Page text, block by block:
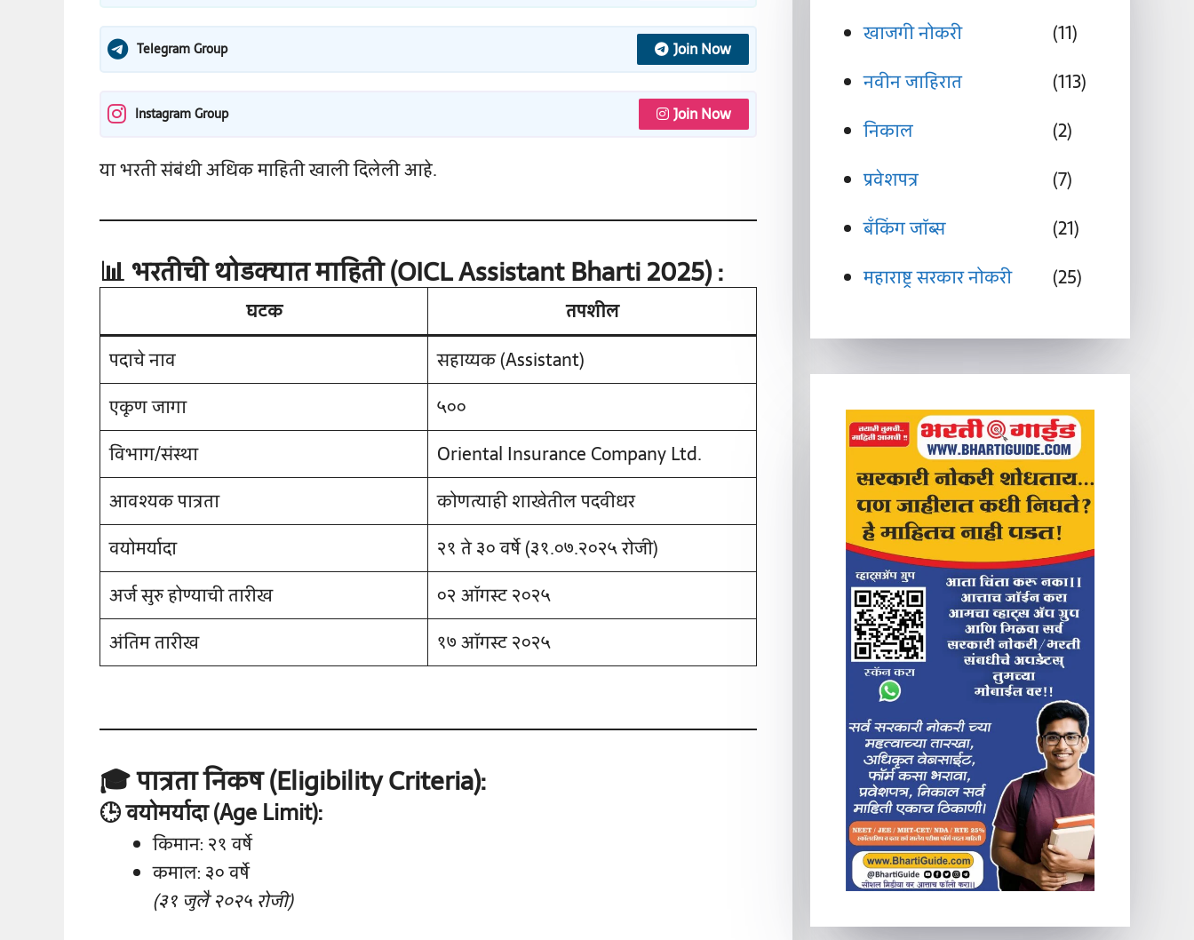
Telegram Group Join Now
Instagram Group Join Now
या भरती संबंधी अधिक माहिती खाली दिलेली आहे.
📊 भरतीची थोडक्यात माहिती (OICL Assistant Bharti 2025) :
घटक
तपशील
पदाचे नाव
सहाय्यक (Assistant)
एकूण जागा
५००
विभाग/संस्था
Oriental Insurance Company Ltd.
आवश्यक पात्रता
कोणत्याही शाखेतील पदवीधर
वयोमर्यादा
२१ ते ३० वर्षे (३१.०७.२०२५ रोजी)
अर्ज सुरु होण्याची तारीख
०२ ऑगस्ट २०२५
अंतिम तारीख
१७ ऑगस्ट २०२५
🎓 पात्रता निकष (Eligibility Criteria):
🕒 वयोमर्यादा (Age Limit):
किमान: २१ वर्षे
कमाल: ३० वर्षे
(३१ जुलै २०२५ रोजी)
खाजगी नोकरी
(11)
नवीन जाहिरात
(113)
निकाल
(2)
प्रवेशपत्र
(7)
बँकिंग जॉब्स
(21)
महाराष्ट्र सरकार नोकरी
(25)